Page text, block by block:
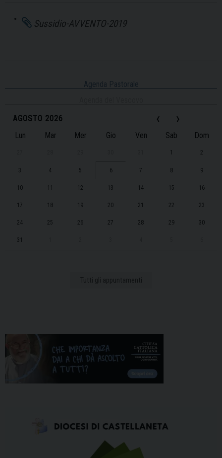
Sussidio-AVVENTO-2019
Agenda Pastorale
‹
AGOSTO 2026 ›
Lun Mar Mer Gio Ven Sab Dom
1 2
3 4 5 6 7 8 9
10 11 12 13 14 15 16
17 18 19 20 21 22 23
24 25 26 27 28 29 30
31
Tutti gli appuntamenti